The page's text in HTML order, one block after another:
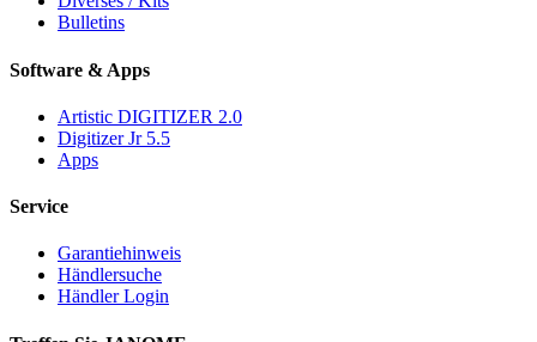
Bulletins
Software & Apps
Artistic DIGITIZER 2.0
Digitizer Jr 5.5
Apps
Service
Garantiehinweis
Händlersuche
Händler Login